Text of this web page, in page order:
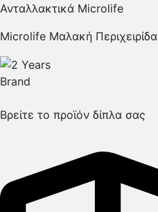
Ανταλλακτικά Microlife
Microlife Μαλακή Περιχειρίδα
Brand
Βρείτε το προϊόν δίπλα σας